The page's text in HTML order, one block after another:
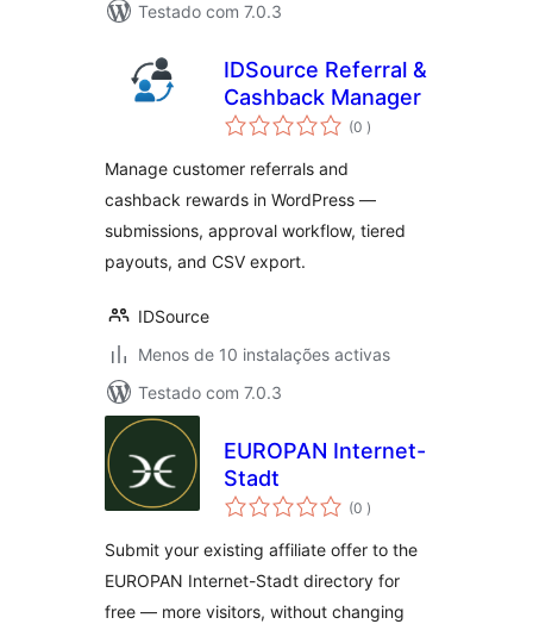
Testado com 7.0.3
IDSource Referral &
Cashback Manager
(0 classificações
)
Manage customer referrals and
cashback rewards in WordPress —
submissions, approval workflow, tiered
payouts, and CSV export.
IDSource
Menos de 10 instalações activas
Testado com 7.0.3
EUROPAN Internet-
Stadt
(0 classificações
)
Submit your existing affiliate offer to the
EUROPAN Internet-Stadt directory for
free — more visitors, without changing